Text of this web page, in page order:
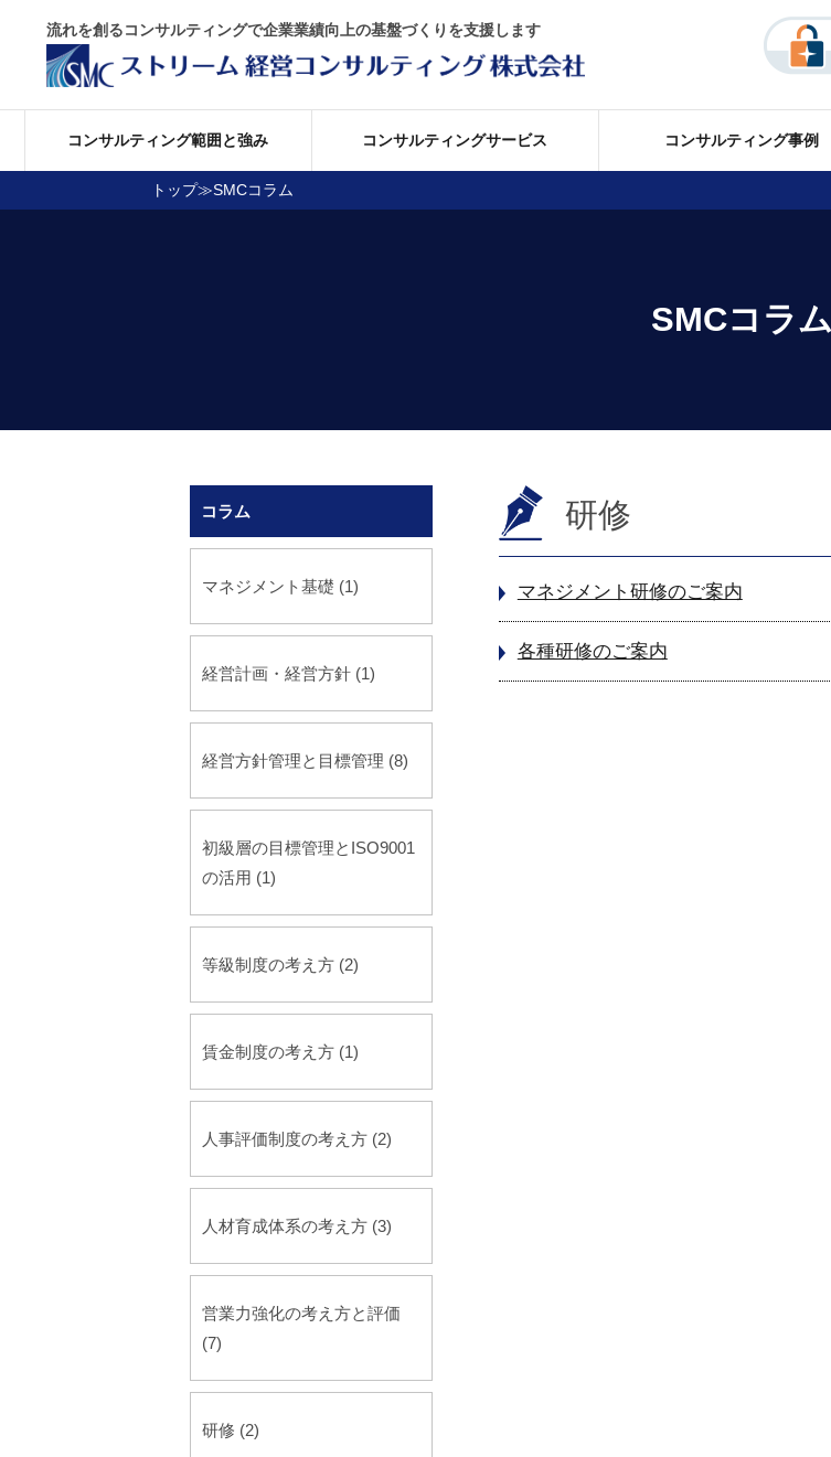
流れを創るコンサルティングで企業業績向上の基盤づくりを支援します
コンサルティング範囲と強み コンサルティングサービス
経営方針を実現する人事制度構築
コンサルティング事例
経営方針を実現する人事制度構築
研修 (2)
トップ≫SMCコラム
SMCコラム
コラム
マネジメント基礎 (1)
経営計画・経営方針 (1)
経営方針管理と目標管理 (8)
初級層の目標管理とISO9001
の活用 (1)
等級制度の考え方 (2)
賃金制度の考え方 (1)
人事評価制度の考え方 (2)
人材育成体系の考え方 (3)
営業力強化の考え方と評価
(7)
研修 (2)
研修
マネジメント研修のご案内
各種研修のご案内